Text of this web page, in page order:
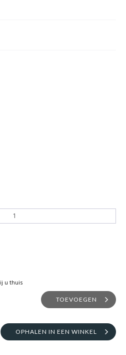
u thuis
TOEVOEGEN
OPHALEN IN EEN WINKEL